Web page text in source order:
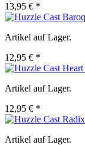
13,95 € *
Artikel auf Lager.
12,95 € *
Artikel auf Lager.
12,95 € *
Artikel auf Lager.